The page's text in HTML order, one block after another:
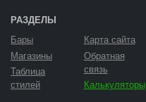
РАЗДЕЛЫ
Бары
Магазины
Таблица
стилей
Карта сайта
Обратная
связь
Калькуляторы